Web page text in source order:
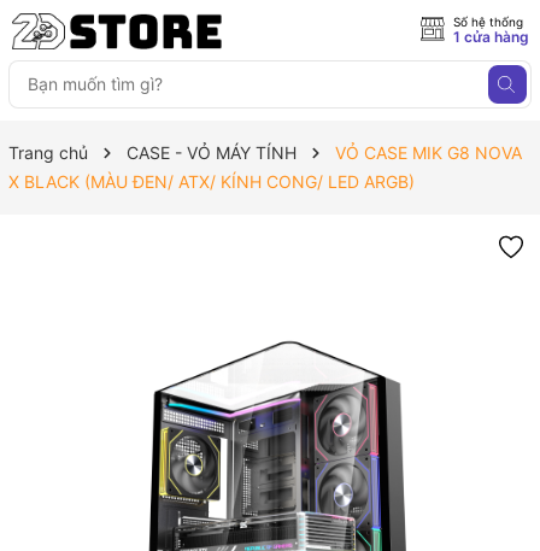
Số hệ thống
1 cửa hàng
Trang chủ CASE - VỎ MÁY TÍNH
VỎ CASE MIK G8 NOVA
X BLACK (MÀU ĐEN/ ATX/ KÍNH CONG/ LED ARGB)